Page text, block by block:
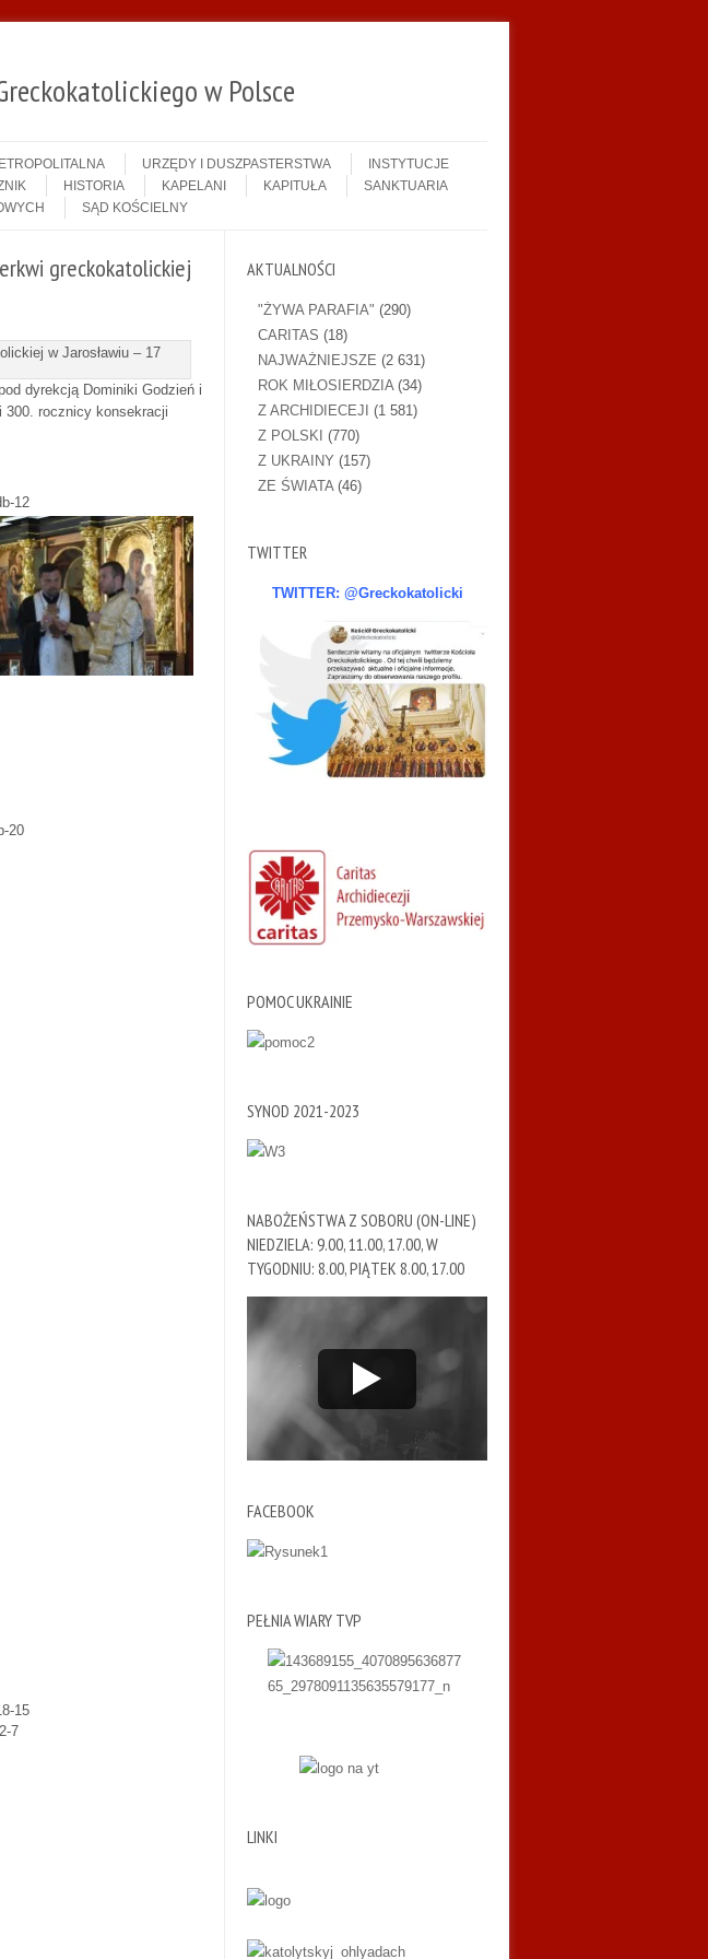
w Polsce
URZĘDY I DUSZPASTERSTWA
INSTYTUCJE
HISTORIA KAPELANI KAPITUŁA
SANKTUARIA
SĄD KOŚCIELNY
greckokatolickiej
dyrekcją Dominiki Godzień i
300. rocznicy konsekracji
AKTUALNOŚCI
"ŻYWA PARAFIA" (290)
CARITAS (18)
NAJWAŻNIEJSZE (2 631)
ROK MIŁOSIERDZIA(34)
Z ARCHIDIECEJI (1 581)
Z POLSKI (770)
Z UKRAINY (157)
ZE ŚWIATA(46)
TWITTER
TWITTER: @Greckokatolicki
POMOC UKRAINIE
SYNOD 2021-2023
NABOŻEŃSTWA Z SOBORU (ON-LINE)
NIEDZIELA: 9.00, 11.00, 17.00, W
TYGODNIU: 8.00, PIĄTEK 8.00, 17.00
FACEBOOK
PEŁNIA WIARY TVP
LINKI